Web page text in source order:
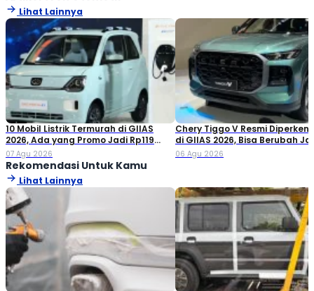
Lihat Lainnya
10 Mobil Listrik Termurah di GIIAS
2026, Ada yang Promo Jadi Rp119
Jutaan!
07 Agu 2026
Chery Tiggo V Resmi
di GIIAS 2026, Bisa Berubah
Double Cabin
06 Agu 2026
Rekomendasi Untuk Kamu
Lihat Lainnya